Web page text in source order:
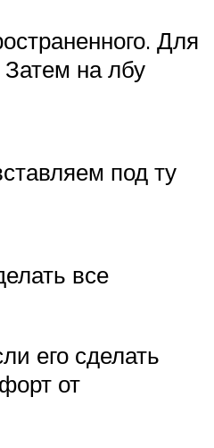
Для
на лбу
под ту
все
его сделать
от